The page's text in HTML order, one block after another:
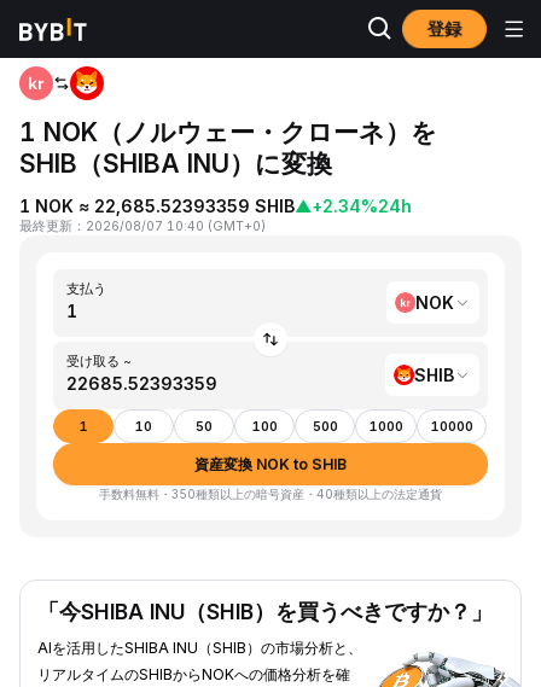
登録
ホーム NOK to SHIB
1 NOK（ノルウェー・クローネ）を
SHIB（SHIBA INU）に変換
1 NOK ≈ 22,685.52393359 SHIB▲+2.34%24h
最終更新 ： 2026/08/07 10:40 (GMT+0)
支払う
NOK
受け取る ~
SHIB
1 10 50 100 500 1000 10000
資産変換 NOK to SHIB
手数料無料・350種類以上の暗号資産・40種類以上の法定通貨
「今SHIBA INU（SHIB）を買うべきですか？」
AIを活用したSHIBA INU（SHIB）の市場分析と、
リアルタイムのSHIBからNOKへの価格分析を確